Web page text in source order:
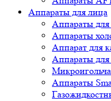
Аппараты для лица
Аппараты для
Аппараты
Аппарат для
Аппараты для
Аппараты